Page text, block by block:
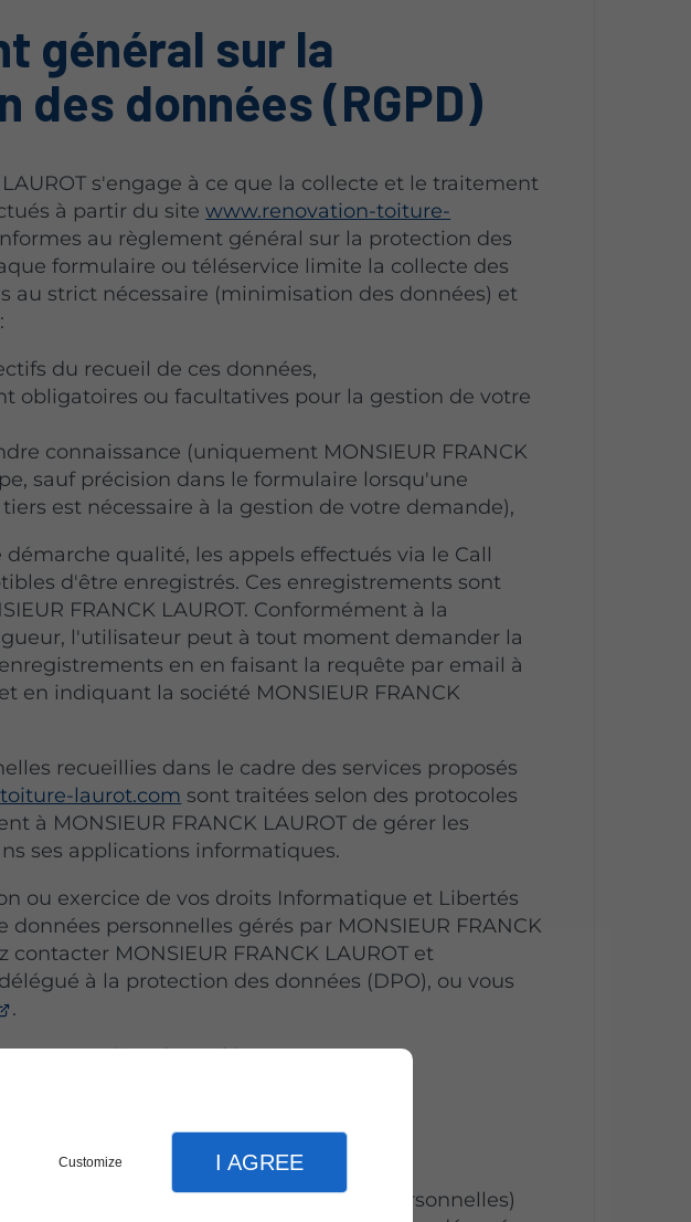
Customize I AGREE
général sur la
des données (RGPD)
LAUROT s'engage à ce que la collecte et le traitement
à partir du sitewww.renovation-toiture-
au règlement général sur la protection des
formulaire ou téléservice limite la collecte des
au strict nécessaire (minimisation des données) et
du recueil de ces données,
obligatoires ou facultatives pour la gestion de votre
connaissance (uniquement MONSIEUR FRANCK
sauf précision dans le formulaire lorsqu'une
est nécessaire à la gestion de votre demande),
qualité, les appels effectués via le Call
d'être enregistrés. Ces enregistrements sont
FRANCK LAUROT. Conformément à la
l'utilisateur peut à tout moment demander la
en en faisant la requête par email à
en indiquant la société MONSIEUR FRANCK
recueillies dans le cadre des services proposés
laurot.com sont traitées selon des protocoles
à MONSIEUR FRANCK LAUROT de gérer les
ses applications informatiques.
ou exercice de vos droits Informatique et Libertés
personnelles gérés par MONSIEUR FRANCK
contacter MONSIEUR FRANCK LAUROT et
à la protection des données (DPO), ou vous
.
en matière de cookies.
de cookies
d’enregistrer les informations (non personnelles)